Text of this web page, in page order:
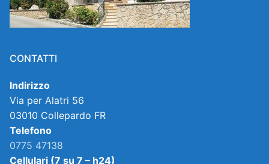
CONTATTI
Indirizzo
Via per Alatri 56
03010 Collepardo FR
Telefono
0775 47138
Cellulari (7 su 7 – h24)